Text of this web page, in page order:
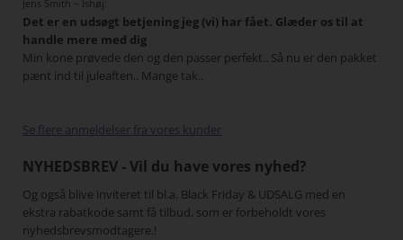
Jens Smith – Ishøj:
Det er en udsøgt betjening jeg (vi) har fået. Glæder os til at
handle mere med dig
Min kone prøvede den og den passer perfekt.. Så nu er den pakket
pænt ind til juleaften.. Mange tak..
Se flere anmeldelser fra vores kunder
NYHEDSBREV - Vil du have vores nyhed?
Og også blive inviteret til bl.a. Black Friday & UDSALG med en
ekstra rabatkode samt få tilbud, som er forbeholdt vores
nyhedsbrevsmodtagere.!